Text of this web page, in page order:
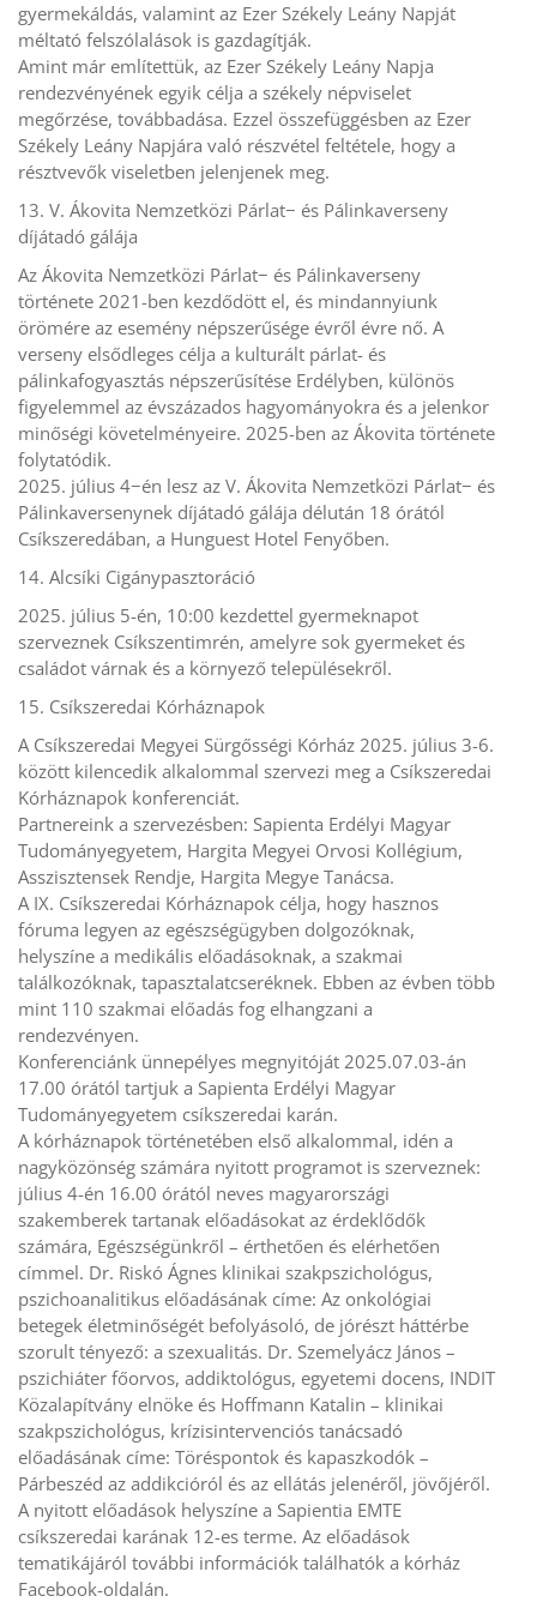
gyermekáldás, valamint az Ezer Székely Leány Napját
méltató felszólalások is gazdagítják.
Amint már említettük, az Ezer Székely Leány Napja
rendezvényének egyik célja a székely népviselet
megőrzése, továbbadása. Ezzel összefüggésben az Ezer
Székely Leány Napjára való részvétel feltétele, hogy a
résztvevők viseletben jelenjenek meg.
13. V. Ákovita Nemzetközi Párlat− és Pálinkaverseny
díjátadó gálája
Az Ákovita Nemzetközi Párlat− és Pálinkaverseny
története 2021-ben kezdődött el, és mindannyiunk
örömére az esemény népszerűsége évről évre nő. A
verseny elsődleges célja a kulturált párlat- és
pálinkafogyasztás népszerűsítése Erdélyben, különös
figyelemmel az évszázados hagyományokra és a jelenkor
minőségi követelményeire. 2025-ben az Ákovita története
folytatódik.
2025. július 4−én lesz az V. Ákovita Nemzetközi Párlat− és
Pálinkaversenynek díjátadó gálája délután 18 órától
Csíkszeredában, a Hunguest Hotel Fenyőben.
14. Alcsíki Cigánypasztoráció
2025. július 5-én, 10:00 kezdettel gyermeknapot
szerveznek Csíkszentimrén, amelyre sok gyermeket és
családot várnak és a környező településekről.
15. Csíkszeredai Kórháznapok
A Csíkszeredai Megyei Sürgősségi Kórház 2025. július 3-6.
között kilencedik alkalommal szervezi meg a Csíkszeredai
Kórháznapok konferenciát.
Partnereink a szervezésben: Sapienta Erdélyi Magyar
Tudományegyetem, Hargita Megyei Orvosi Kollégium,
Asszisztensek Rendje, Hargita Megye Tanácsa.
A IX. Csíkszeredai Kórháznapok célja, hogy hasznos
fóruma legyen az egészségügyben dolgozóknak,
helyszíne a medikális előadásoknak, a szakmai
találkozóknak, tapasztalatcseréknek. Ebben az évben több
mint 110 szakmai előadás fog elhangzani a
rendezvényen.
Konferenciánk ünnepélyes megnyitóját 2025.07.03-án
17.00 órától tartjuk a Sapienta Erdélyi Magyar
Tudományegyetem csíkszeredai karán.
A kórháznapok történetében első alkalommal, idén a
nagyközönség számára nyitott programot is szerveznek:
július 4-én 16.00 órától neves magyarországi
szakemberek tartanak előadásokat az érdeklődők
számára, Egészségünkről – érthetően és elérhetően
címmel. Dr. Riskó Ágnes klinikai szakpszichológus,
pszichoanalitikus előadásának címe: Az onkológiai
betegek életminőségét befolyásoló, de jórészt háttérbe
szorult tényező: a szexualitás. Dr. Szemelyácz János –
pszichiáter főorvos, addiktológus, egyetemi docens, INDIT
Közalapítvány elnöke és Hoffmann Katalin – klinikai
szakpszichológus, krízisintervenciós tanácsadó
előadásának címe: Töréspontok és kapaszkodók –
Párbeszéd az addikcióról és az ellátás jelenéről, jövőjéről.
A nyitott előadások helyszíne a Sapientia EMTE
csíkszeredai karának 12-es terme. Az előadások
tematikájáról további információk találhatók a kórház
Facebook-oldalán.